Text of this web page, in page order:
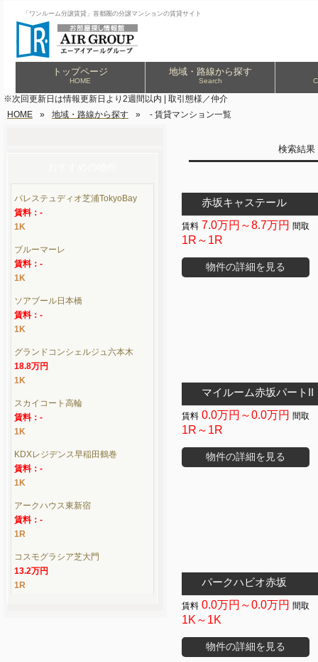
「ワンルーム分譲賃貸」首都圏の分譲マンションの賃貸サイト
トップページ
HOME
地域・路線から探す
Search
※次回更新日は情報更新日より2週間以内 | 取引態様／仲介
HOME
» 地域・路線から探す » - 賃貸マンション一覧
検索結
赤坂キャステール
7.0万円～8.7万円
1R～1R
物件の詳細を見る
マイルーム赤坂パートII
0.0万円～0.0万円
1R～1R
物件の詳細を見る
パークハビオ赤坂
0.0万円～0.0万円
1K～1K
物件の詳細を見る
パレステュディオ芝浦TokyoBay
賃料：-
1K
ブルーマーレ
賃料：-
1K
ソアブール日本橋
賃料：-
1K
グランドコンシェルジュ六本木
18.8万円
1K
スカイコート高輪
賃料：-
1K
KDXレジデンス早稲田鶴巻
賃料：-
1K
アークハウス東新宿
賃料：-
1R
コスモグラシア芝大門
13.2万円
1R